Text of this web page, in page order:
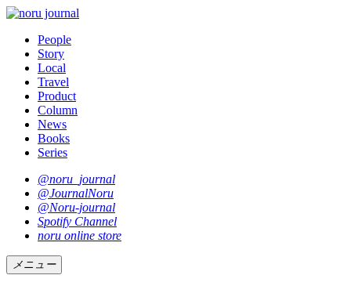
People
Story
Local
Travel
Product
Column
News
Books
Series
@noru_journal
@JournalNoru
@Noru-journal
Spotify Channel
noru online store
メニュー